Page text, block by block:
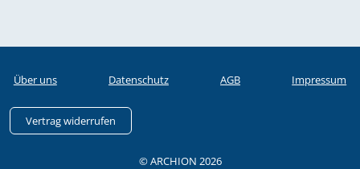
Über uns Datenschutz AGB Impressum
Vertrag widerrufen
© ARCHION 2026